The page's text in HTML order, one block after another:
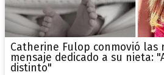
Catherine Fulop conmovió las
mensaje dedicado a su nieta:
distinto"